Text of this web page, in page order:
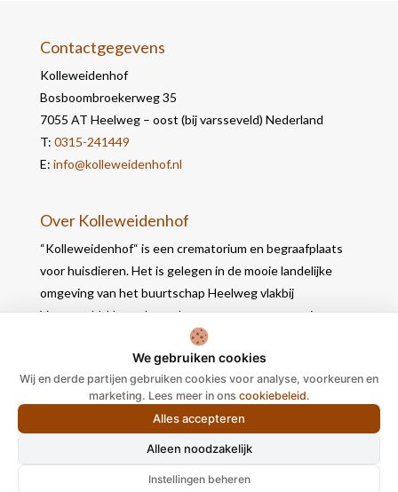
Contactgegevens
Kolleweidenhof
Bosboombroekerweg 35
7055 AT Heelweg – oost (bij varsseveld) Nederland
T: 0315-241449
E: info@kolleweidenhof.nl
Over Kolleweidenhof
“Kolleweidenhof“ is een crematorium en begraafplaats
voor huisdieren. Het is gelegen in de mooie landelijke
omgeving van het buurtschap Heelweg vlakbij
Varsseveld. Het gebouw bevat naast een crematie- en
werkruimte, 2 opbaarruimtes waar u in alle rust nog
afscheid kunt nemen.
Ontworpen doorElegant Themes| Ondersteund door
WordPress
We gebruiken cookies
Wij en derde partijen gebruiken cookies voor analyse, voorkeuren en
marketing. Lees meer in ons cookiebeleid.
Alles accepteren
Alleen noodzakelijk
Instellingen beheren